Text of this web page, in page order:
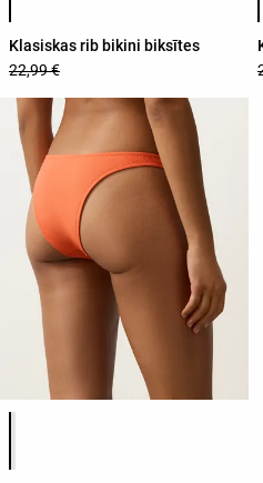
Klasiskas rib bikini biksītes
22,99 €
Produkta krāsu saraksts